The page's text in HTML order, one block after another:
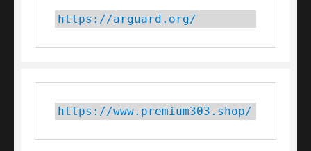
https://arguard.org/
https://www.premium303.shop/